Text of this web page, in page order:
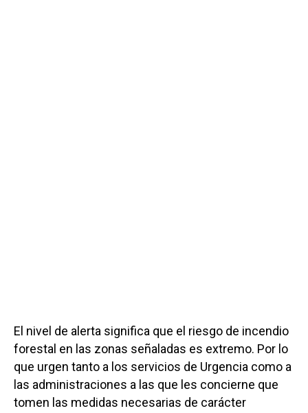
El nivel de alerta significa que el riesgo de incendio
forestal en las zonas señaladas es extremo. Por lo
que urgen tanto a los servicios de Urgencia como a
las administraciones a las que les concierne que
tomen las medidas necesarias de carácter